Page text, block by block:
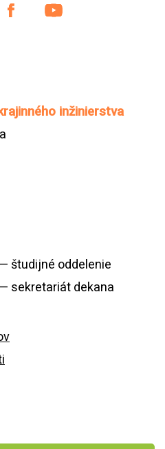
inžinierstva
študijné oddelenie
sekretariát dekana